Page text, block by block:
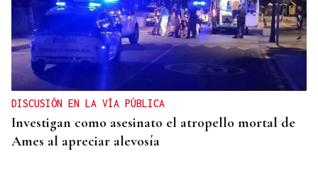
DISCUSIÓN EN LA VÍA PÚBLICA
Investigan como asesinato el atropello mortal de
Ames al apreciar alevosía